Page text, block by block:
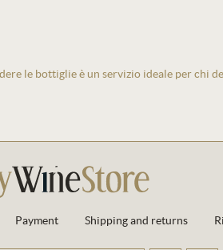
le bottiglie è un servizio ideale per chi
Payment Shipping and returns